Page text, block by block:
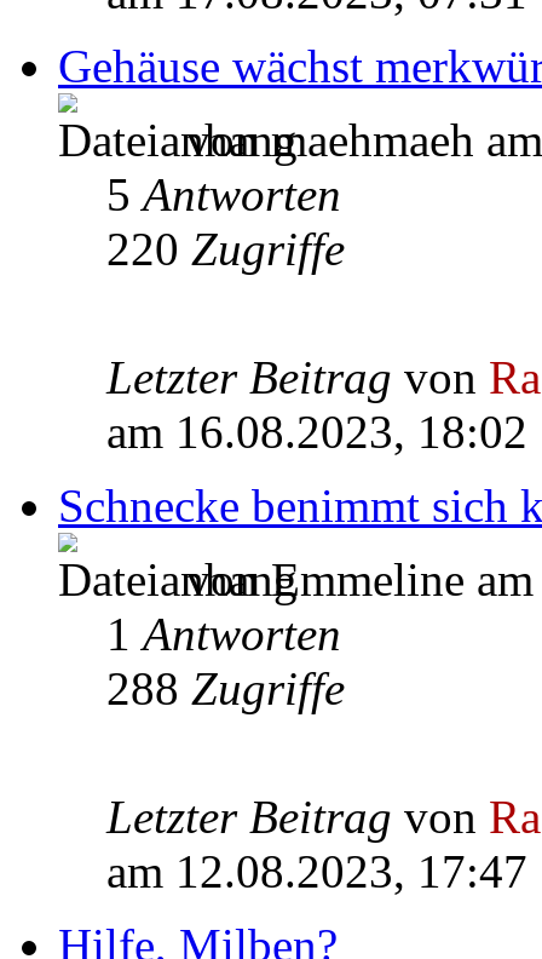
Gehäuse wächst
von maehmaeh
5Antworten
220 Zugriffe
Letzter Beitrag von
am 16.08.2023, 18:02
Schnecke benimmt sich
von Emmeline
1Antworten
288 Zugriffe
Letzter Beitrag von
am 12.08.2023, 17:47
Hilfe, Milben?